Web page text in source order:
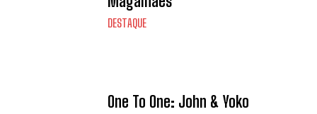
DESTAQUE
One To One: John & Yoko